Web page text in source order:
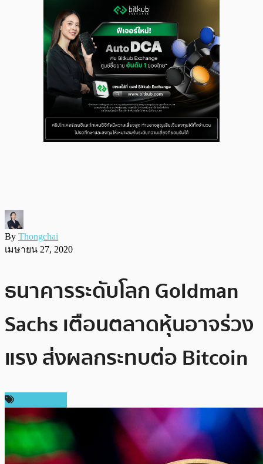
By Thongchai
เมษายน 27, 2020
ธนาคารระดับโลก Goldman
Sachs เตือนตลาดหุ้นอาจร่วง
แรง ส่งผลกระทบต่อ Bitcoin